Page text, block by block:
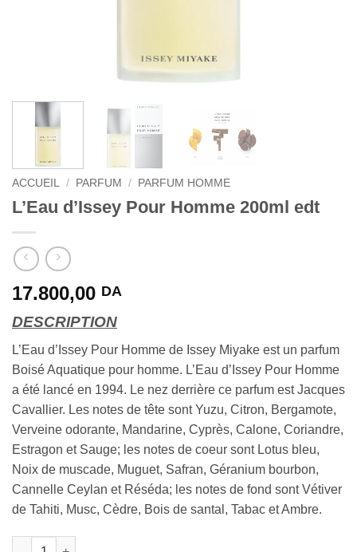
ACCUEIL / PARFUM / PARFUM HOMME
L’Eau d’Issey Pour Homme 200ml edt
17.800,00 DA
DESCRIPTION
L’Eau d’Issey Pour Homme de Issey Miyake est un parfum
Boisé Aquatique pour homme. L’Eau d’Issey Pour Homme
a été lancé en 1994. Le nez derrière ce parfum est Jacques
Cavallier. Les notes de tête sont Yuzu, Citron, Bergamote,
Verveine odorante, Mandarine, Cyprès, Calone, Coriandre,
Estragon et Sauge; les notes de coeur sont Lotus bleu,
Noix de muscade, Muguet, Safran, Géranium bourbon,
Cannelle Ceylan et Réséda; les notes de fond sont Vétiver
de Tahiti, Musc, Cèdre, Bois de santal, Tabac et Ambre.
quantité de L'Eau d'Issey Pour Homme 200ml edt